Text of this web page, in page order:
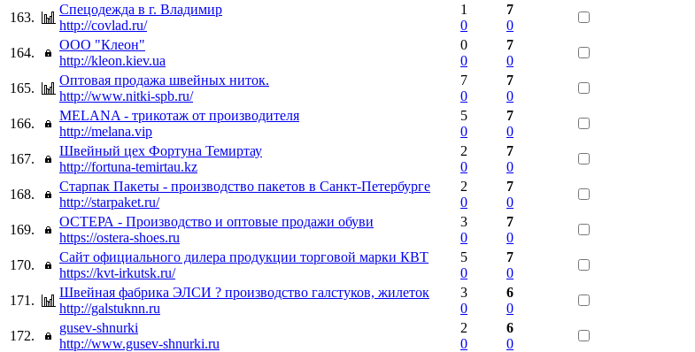
163.
Спецодежда в г. Владимир
http://covlad.ru/
1
0
7
0
164.
ООО "Клеон"
http://kleon.kiev.ua
0
0
7
0
165.
Оптовая продажа швейных ниток.
http://www.nitki-spb.ru/
7
0
7
0
166.
MELANA - трикотаж от производителя
http://melana.vip
5
0
7
0
167.
Швейный цех Фортуна Темиртау
http://fortuna-temirtau.kz
2
0
7
0
168.
Старпак Пакеты - производство пакетов в Санкт-Петербурге
http://starpaket.ru/
2
0
7
0
169.
ОСТЕРА - Производство и оптовые продажи обуви
https://ostera-shoes.ru
3
0
7
0
170.
Сайт официального дилера продукции торговой марки КВТ
https://kvt-irkutsk.ru/
5
0
7
0
171.
Швейная фабрика ЭЛСИ ? производство галстуков, жилеток
http://galstuknn.ru
3
0
6
0
172.
gusev-shnurki
http://www.gusev-shnurki.ru
2
0
6
0